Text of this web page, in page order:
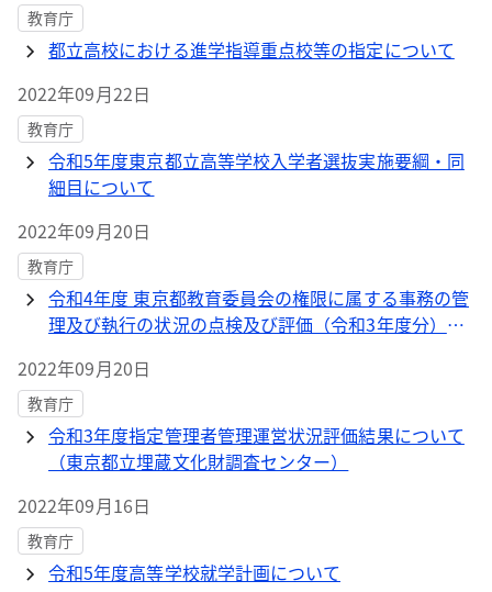
教育庁
都立高校における進学指導重点校等の指定について
2022年09月22日
教育庁
令和5年度東京都立高等学校入学者選抜実施要綱・同
細目について
2022年09月20日
教育庁
令和4年度 東京都教育委員会の権限に属する事務の管
理及び執行の状況の点検及び評価（令和3年度分）報
2022年09月20日
教育庁
令和3年度指定管理者管理運営状況評価結果について
（東京都立埋蔵文化財調査センター）
2022年09月16日
教育庁
令和5年度高等学校就学計画について